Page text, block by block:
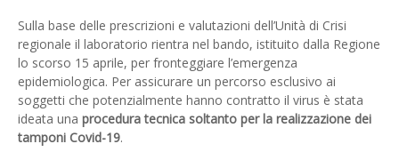
Sulla base delle prescrizioni e valutazioni dell’Unità di Crisi
regionale il laboratorio rientra nel bando, istituito dalla Regione
lo scorso 15 aprile, per fronteggiare l’emergenza
epidemiologica. Per assicurare un percorso esclusivo ai
soggetti che potenzialmente hanno contratto il virus è stata
ideata una procedura tecnica soltanto per la realizzazione dei
tamponi Covid-19.